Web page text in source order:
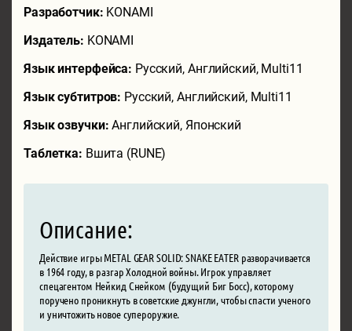
Разработчик: KONAMI
Издатель: KONAMI
Язык интерфейса: Русский, Английский, Multi11
Язык субтитров: Русский, Английский, Multi11
Язык озвучки:Английский, Японский
Таблетка: Вшита (RUNE)
Описание:
Действие игры METAL GEAR SOLID: SNAKE EATER разворачивается
в 1964 году, в разгар Холодной войны. Игрок управляет
спецагентом Нейкид Снейком (будущий Биг Босс), которому
поручено проникнуть в советские джунгли, чтобы спасти ученого
и уничтожить новое супероружие.